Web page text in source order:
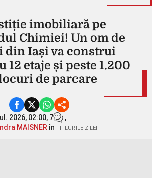
imobiliară pe
Chimiei! Un om de
din Iași va construi
12 etaje și peste 1.200
de parcare
2026, 02:00, 7
,
MAISNERîn TITLURILE ZILEI